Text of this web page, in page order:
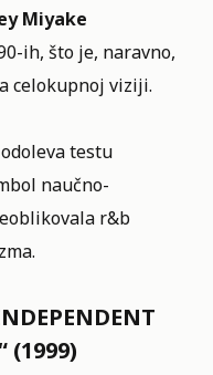
Miyake
ih, što je, naravno,
celokupnoj viziji.
testu
naučno-
r&b
(1999)